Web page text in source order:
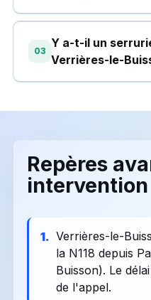
03
Y a-t-il un
Verrières-le-
Repères
intervention
1. Verrières-le-
la N118 depuis
Buisson). Le
de l'appel.